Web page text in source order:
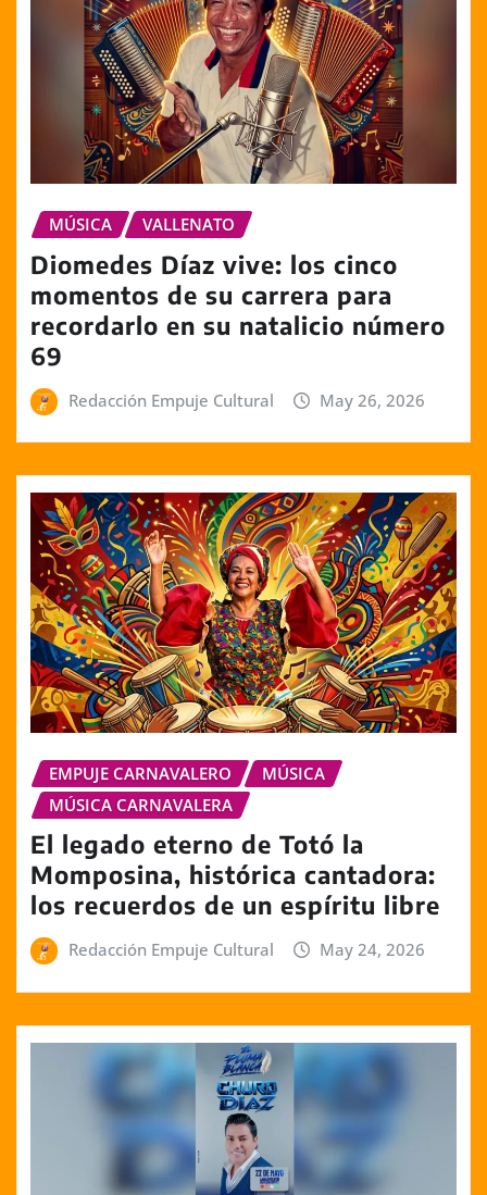
MÚSICA VALLENATO
Diomedes Díaz vive: los cinco
momentos de su carrera para
recordarlo en su natalicio número
69
Redacción Empuje Cultural May 26, 2026
EMPUJE CARNAVALERO
MÚSICA
MÚSICA CARNAVALERA
El legado eterno de Totó la
Momposina, histórica cantadora:
los recuerdos de un espíritu libre
Redacción Empuje Cultural May 24, 2026